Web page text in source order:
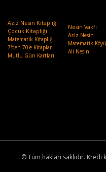
Aziz Nesin Kitaplığı
Çocuk Kitaplığı
Matematik Kitaplığı
7'den 70'e Kitaplar
Mutlu Gün Kartları
Nesin Vakfı
Aziz Nesin
Matematik Köyü
Ali Nesin
© Tüm hakları saklıdır.